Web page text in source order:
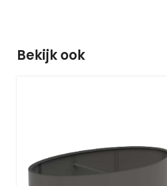
Bekijk ook